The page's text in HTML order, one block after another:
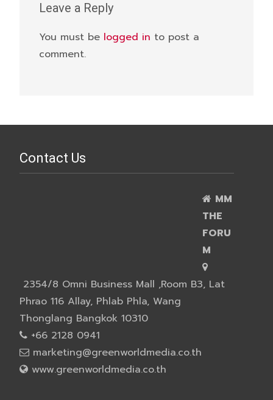
Leave a Reply
You must be logged in to post a
comment.
Contact Us
MM
THE
FORU
M
2354/8 Omni Business Mall ,Room B3, Lat
Phrao 116 Allay, Phlab Phla, Wang
Thonglang Bangkok 10310
+66 2128 0941
marketing@greenworldmedia.co.th
www.greenworldmedia.co.th